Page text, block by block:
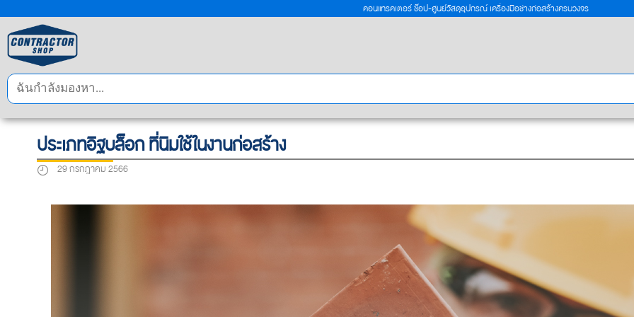
คอนแทรคเตอร์ ช๊อป-ศูนย์วัสดุอุปกรณ์ เครื่องมือช่างก่อสร้างครบวงจร
ประเภทอิฐบล็อก ที่นิมใช้ในงานก่อสร้าง
29 กรกฎาคม 2566